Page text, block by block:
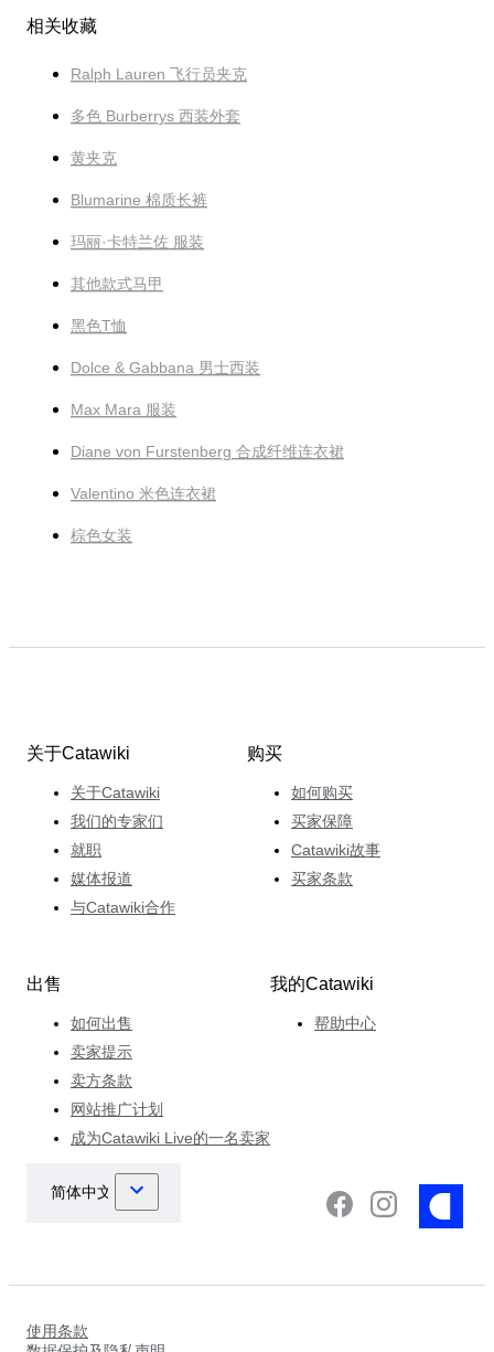
相关收藏
Ralph Lauren 飞行员夹克
多色 Burberrys 西装外套
黄夹克
Blumarine 棉质长裤
玛丽·卡特兰佐 服装
其他款式马甲
黑色T恤
Dolce & Gabbana 男士西装
Max Mara 服装
Diane von Furstenberg 合成纤维连衣裙
Valentino 米色连衣裙
棕色女装
关于Catawiki
关于Catawiki
我们的专家们
就职
媒体报道
与Catawiki合作
购买
如何购买
买家保障
Catawiki故事
买家条款
出售
如何出售
卖家提示
卖方条款
网站推广计划
成为Catawiki Live的一名卖家
我的Catawiki
帮助中心
使用条款